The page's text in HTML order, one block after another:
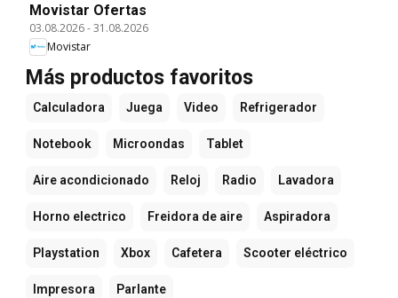
Movistar Ofertas
03.08.2026-31.08.2026
Movistar
Más productos favoritos
Calculadora Juega Video Refrigerador
Notebook Microondas Tablet
Aire acondicionado Reloj Radio Lavadora
Horno electrico Freidora de aire Aspiradora
Playstation Xbox Cafetera Scooter eléctrico
Impresora Parlante